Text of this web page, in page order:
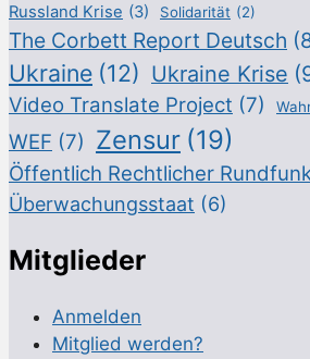
Russland Krise (3) Solidarität (2)
The Corbett Report Deutsch
Ukraine (12) Ukraine Krise
Video Translate Project (7)
WEF (7) Zensur (19)
Öffentlich Rechtlicher
Überwachungsstaat (6)
Mitglieder
Anmelden
Mitglied werden?